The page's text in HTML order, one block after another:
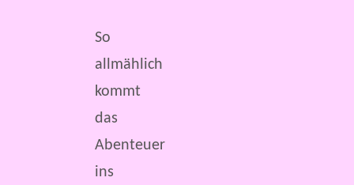
So
allmählich
kommt
das
Abenteuer
ins